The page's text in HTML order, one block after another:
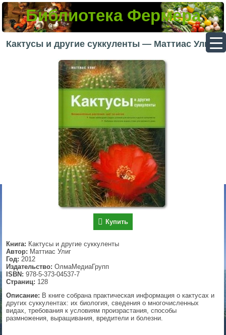
Библиотека Фермера
Кактусы и другие суккуленты — Маттиас Улиг
Купить
Книга: Кактусы и другие суккуленты
Автор: Маттиас Улиг
Год: 2012
Издательство: ОлмаМедиаГрупп
ISBN: 978-5-373-04537-7
Страниц: 128
Описание: В книге собрана практическая информация о кактусах и
других суккулентах: их биология, сведения о многочисленных
видах, требования к условиям произрастания, способы
размножения, выращивания, вредители и болезни.
▼
▼
▼